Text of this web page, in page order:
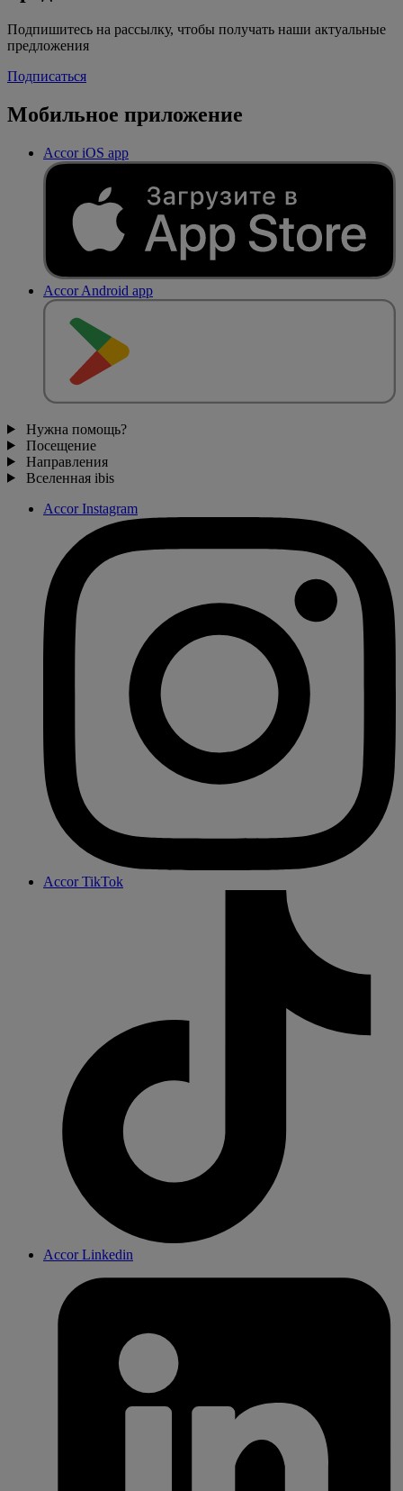
Подпишитесь на рассылку, чтобы получать наши актуальные
предложения
Подписаться
Мобильное приложение
Accor iOS app
Accor Android app
Нужна помощь?
Посещение
Направления
Вселенная ibis
Accor Instagram
Accor TikTok
Accor Linkedin